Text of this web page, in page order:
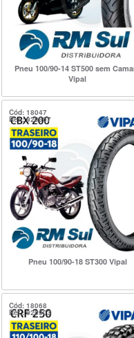
Pneu 100/90-14 ST500 sem
Vipal
Cód: 18047
Ref.: 920307
Pneu 100/90-18 ST300 Vipal
Cód: 18068
Ref.: 920903